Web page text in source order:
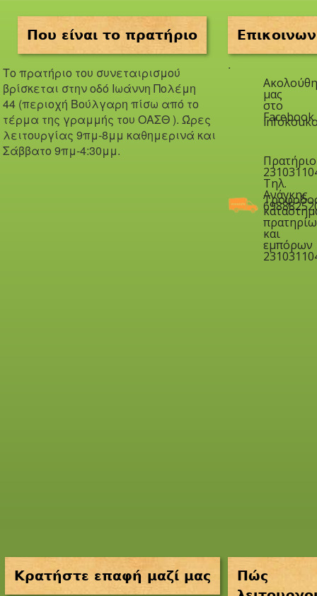
Που είναι το πρατήριο
Το πρατήριο του συνεταιρισμού
βρίσκεται στην οδό Iωάννη Πολέμη
44 (περιοχή Βούλγαρη πίσω από το
τέρμα της γραμμής του ΟΑΣΘ ). Ώρες
λειτουργίας 9πμ-8μμ καθημερινά και
Σάββατο 9πμ-4:30μμ.
.
μας
στο
Facebook
Πρατήριο
Τηλ.
Ανάγκης
και
εμπόρων
Κρατήστε επαφή μαζί μας
Πώς